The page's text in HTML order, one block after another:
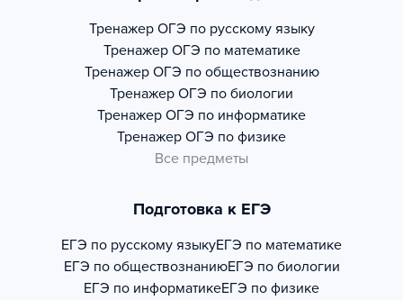
Тренажер ОГЭ по русскому языку
Тренажер ОГЭ по математике
Тренажер ОГЭ по обществознанию
Тренажер ОГЭ по биологии
Тренажер ОГЭ по информатике
Тренажер ОГЭ по физике
Все предметы
Подготовка к ЕГЭ
ЕГЭ по русскому языкуЕГЭ по математике
ЕГЭ по обществознаниюЕГЭ по биологии
ЕГЭ по информатикеЕГЭ по физике